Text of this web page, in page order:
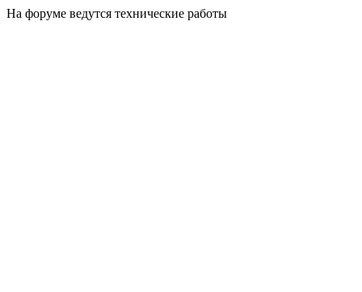
На форуме ведутся технические работы